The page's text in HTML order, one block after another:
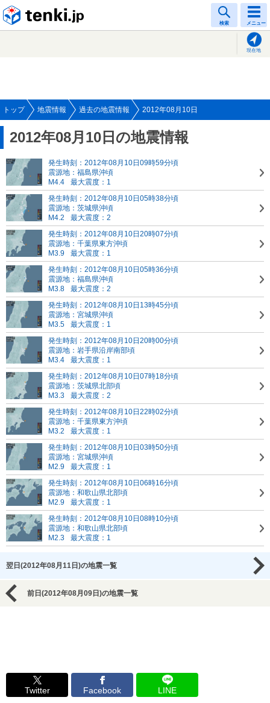
検索 メニュー
現在地
トップ 地震情報 過去の地震情報 2012年08月10日
2012年08月10日の地震情報
発生時刻：2012年08月10日09時59分頃
震源地：福島県沖頃
M4.4
最大震度：1
発生時刻：2012年08月10日05時38分頃
震源地：茨城県沖頃
M4.2
最大震度：2
発生時刻：2012年08月10日20時07分頃
震源地：千葉県東方沖頃
M3.9
最大震度：1
発生時刻：2012年08月10日05時36分頃
震源地：福島県沖頃
M3.8
最大震度：2
発生時刻：2012年08月10日13時45分頃
震源地：宮城県沖頃
M3.5
最大震度：1
発生時刻：2012年08月10日20時00分頃
震源地：岩手県沿岸南部頃
M3.4
最大震度：1
発生時刻：2012年08月10日07時18分頃
震源地：茨城県北部頃
M3.3
最大震度：2
発生時刻：2012年08月10日22時02分頃
震源地：千葉県東方沖頃
M3.2
最大震度：1
発生時刻：2012年08月10日03時50分頃
震源地：宮城県沖頃
M2.9
最大震度：1
発生時刻：2012年08月10日06時16分頃
震源地：和歌山県北部頃
M2.9
最大震度：1
発生時刻：2012年08月10日08時10分頃
震源地：和歌山県北部頃
M2.3
最大震度：1
翌日(2012年08月11日)の地震一覧
前日(2012年08月09日)の地震一覧
Twitter Facebook LINE